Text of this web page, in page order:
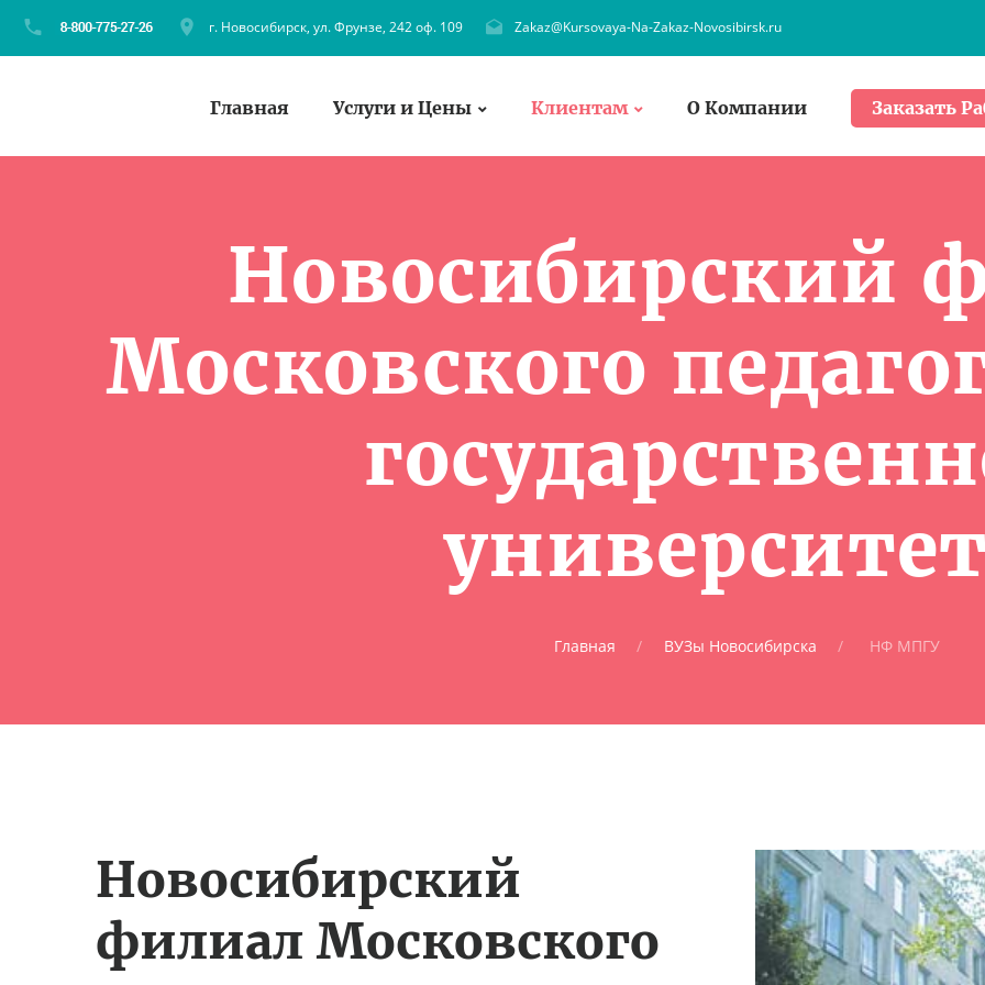
г. Новосибирск, ул. Фрунзе, 242 оф. 109 Zakaz@Kursovaya-Na-Zakaz-Novosibirsk.ru
Главная Услуги и Цены Клиентам О Компании Заказать
Новосибирский
Московского
Главная ВУЗы Новосибирска НФ МПГУ
Новосибирский
филиал Московского